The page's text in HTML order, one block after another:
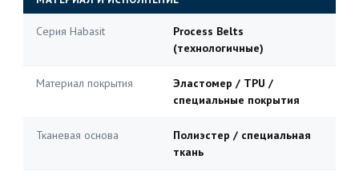
Серия Habasit
Process Belts
(технологичные)
Материал покрытия
Эластомер / TPU /
специальные покрытия
Тканевая основа
Полиэстер / специальная
ткань